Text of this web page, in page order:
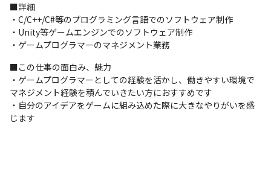
■詳細
・C/C++/C#等のプログラミング言語でのソフトウェア制作
・Unity等ゲームエンジンでのソフトウェア制作
・ゲームプログラマーのマネジメント業務
■この仕事の面白み、魅力
・ゲームプログラマーとしての経験を活かし、働きやすい環境で
マネジメント経験を積んでいきたい方におすすめです
・自分のアイデアをゲームに組み込めた際に大きなやりがいを感
じます